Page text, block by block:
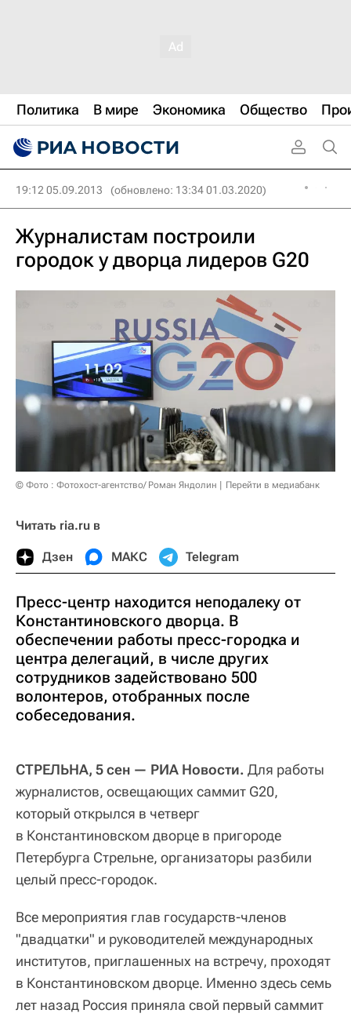
Политика В мире Экономика Общество
19:12 05.09.2013 (обновлено: 13:34 01.03.2020)
Журналистам построили
городок у дворца лидеров G20
© Фото : Фотохост-агентство/ Роман Яндолин Перейти в медиабанк
Читать ria.ru в
Дзен МАКС Telegram
Пресс-центр находится неподалеку от
Константиновского дворца. В
обеспечении работы пресс-городка и
центра делегаций, в числе других
сотрудников задействовано 500
волонтеров, отобранных после
собеседования.
СТРЕЛЬНА, 5 сен — РИА Новости. Для работы
журналистов, освещающих саммит G20,
который открылся в четверг
в Константиновском дворце в пригороде
Петербурга Стрельне, организаторы разбили
целый пресс-городок.
Все мероприятия глав государств-членов
"двадцатки" и руководителей международных
институтов, приглашенных на встречу, проходят
в Константиновском дворце. Именно здесь семь
лет назад Россия приняла свой первый саммит